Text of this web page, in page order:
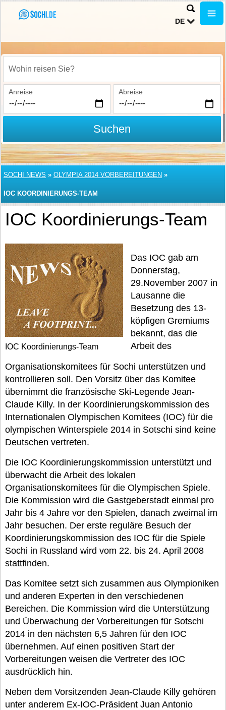
DE
Wohin reisen Sie?
Anreise Abreise
Suchen
SOCHI NEWS » OLYMPIA 2014 VORBEREITUNGEN »
IOC KOORDINIERUNGS-TEAM
IOC Koordinierungs-Team
IOC Koordinierungs-Team
Das IOC gab am
Donnerstag,
29.November 2007 in
Lausanne die
Besetzung des 13-
köpfigen Gremiums
bekannt, das die
Arbeit des
Organisationskomitees für Sochi unterstützen und
kontrollieren soll. Den Vorsitz über das Komitee
übernimmt die französische Ski-Legende Jean-
Claude Killy. In der Koordinierungskommission des
Internationalen Olympischen Komitees (IOC) für die
olympischen Winterspiele 2014 in Sotschi sind keine
Deutschen vertreten.
Die IOC Koordinierungskommission unterstützt und
überwacht die Arbeit des lokalen
Organisationskomitees für die Olympischen Spiele.
Die Kommission wird die Gastgeberstadt einmal pro
Jahr bis 4 Jahre vor den Spielen, danach zweimal im
Jahr besuchen. Der erste reguläre Besuch der
Koordinierungskommission des IOC für die Spiele
Sochi in Russland wird vom 22. bis 24. April 2008
stattfinden.
Das Komitee setzt sich zusammen aus Olympioniken
und anderen Experten in den verschiedenen
Bereichen. Die Kommission wird die Unterstützung
und Überwachung der Vorbereitungen für Sotschi
2014 in den nächsten 6,5 Jahren für den IOC
übernehmen. Auf einen positiven Start der
Vorbereitungen weisen die Vertreter des IOC
ausdrücklich hin.
Neben dem Vorsitzenden Jean-Claude Killy gehören
unter anderem Ex-IOC-Präsident Juan Antonio